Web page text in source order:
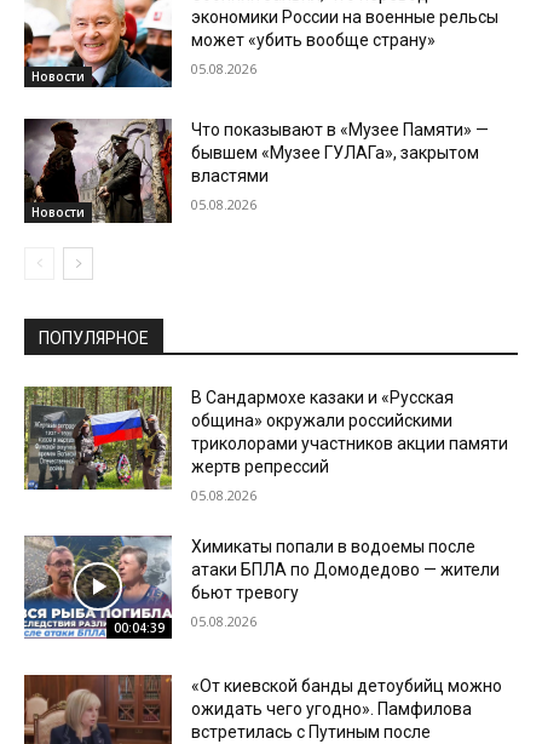
Новости
экономики России на военные рельсы
может «убить вообще страну»
05.08.2026
Новости
Что показывают в «Музее Памяти» —
бывшем «Музее ГУЛАГа», закрытом
властями
05.08.2026
ПОПУЛЯРНОЕ
В Сандармохе казаки и «Русская
община» окружали российскими
триколорами участников акции памяти
жертв репрессий
05.08.2026
00:04:39
Химикаты попали в водоемы после
атаки БПЛА по Домодедово — жители
бьют тревогу
05.08.2026
«От киевской банды детоубийц можно
ожидать чего угодно». Памфилова
встретилась с Путиным после